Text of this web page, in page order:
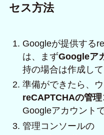
セス方法
Googleが提供する
は、まずGoogleア
持の場合は作成して
準備ができたら、
reCAPTCHAの管
Googleアカウント
管理コンソールの